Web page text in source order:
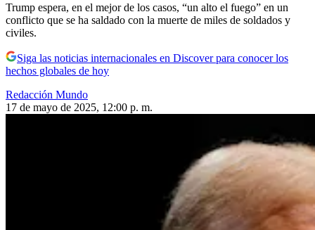
Trump espera, en el mejor de los casos, “un alto el fuego” en un
conflicto que se ha saldado con la muerte de miles de soldados y
civiles.
Siga las noticias internacionales en Discover para conocer los
hechos globales de hoy
Redacción Mundo
17 de mayo de 2025, 12:00 p. m.